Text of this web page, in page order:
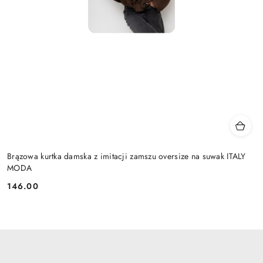
Brązowa kurtka damska z imitacji zamszu oversize na suwak ITALY
MODA
Cena:
146.00